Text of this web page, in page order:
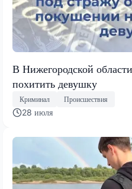
В Нижегородской
похитить девушку
Криминал Происшествия
28 июля